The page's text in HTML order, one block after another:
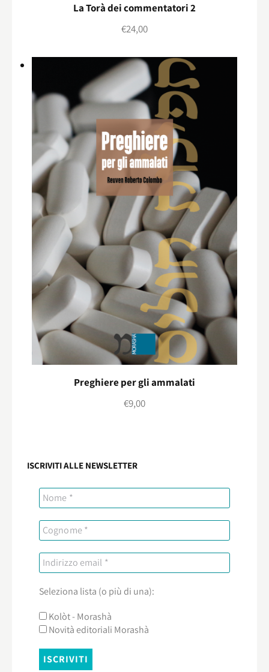
La Torà dei commentatori 2
€24,00
Preghiere per gli ammalati
€9,00
ISCRIVITI ALLE NEWSLETTER
Seleziona lista (o più di una):
Kolòt - Morashà
Novità editoriali Morashà